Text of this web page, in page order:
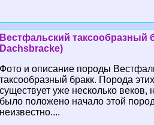
Вестфальский таксообразный
Dachsbracke)
Фото и описание породы
таксообразный бpaкк. Порода
существует уже несколько веков,
было положено начало этой
неизвестно....